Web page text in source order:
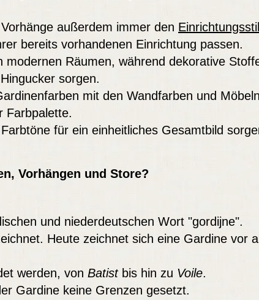
außerdem immer den Einrichtungsstil
bereits vorhandenen Einrichtung passen.
Räumen, während dekorative
sorgen.
mit den Wandfarben und Möbeln
Farbpalette.
für ein einheitliches Gesamtbild
Vorhängen und Store?
und niederdeutschen Wort "gordijne".
Heute zeichnet sich eine Gardine vor
werden, von Batist bis hin zu Voile.
Gardine keine Grenzen gesetzt.